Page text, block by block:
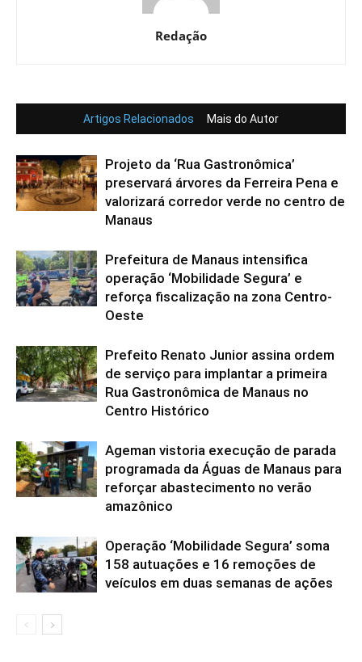
Redação
Artigos Relacionados Mais do Autor
Projeto da ‘Rua Gastronômica’
preservará árvores da Ferreira Pena e
valorizará corredor verde no centro de
Manaus
Prefeitura de Manaus intensifica
operação ‘Mobilidade Segura’ e
reforça fiscalização na zona Centro-
Oeste
Prefeito Renato Junior assina ordem
de serviço para implantar a primeira
Rua Gastronômica de Manaus no
Centro Histórico
Ageman vistoria execução de parada
programada da Águas de Manaus para
reforçar abastecimento no verão
amazônico
Operação ‘Mobilidade Segura’ soma
158 autuações e 16 remoções de
veículos em duas semanas de ações